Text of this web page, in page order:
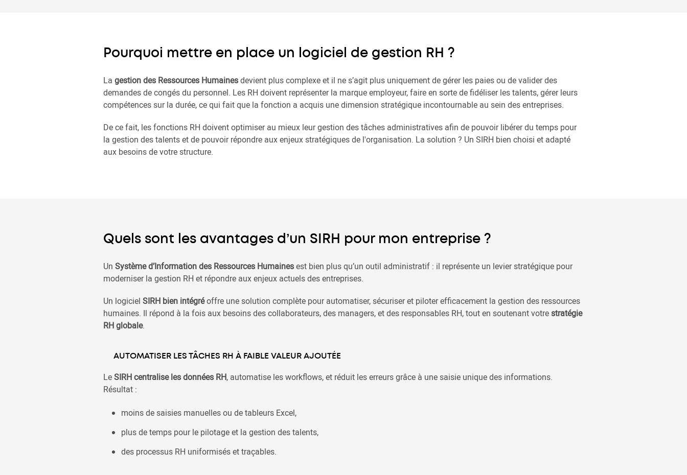
Pourquoi mettre en place un logiciel de gestion RH ?
La gestion des Ressources Humainesdevient plus complexe et il ne s’agit plus uniquement de gérer les paies ou de valider des
demandes de congés du personnel. Les RH doivent représenter la marque employeur, faire en sorte de fidéliser les talents, gérer leurs
compétences sur la durée, ce qui fait que la fonction a acquis une dimension stratégique incontournable au sein des entreprises.
De ce fait, les fonctions RH doivent optimiser au mieux leur gestion des tâches administratives afin de pouvoir libérer du temps pour
la gestion des talents et de pouvoir répondre aux enjeux stratégiques de l'organisation. La solution ? Un SIRH bien choisi et adapté
aux besoins de votre structure.
Quels sont les avantages d’un SIRH pour mon entreprise ?
Un Système d’Information des Ressources Humainesest bien plus qu’un outil administratif : il représente un levier stratégique pour
moderniser la gestion RH et répondre aux enjeux actuels des entreprises.
Un logiciel SIRH bien intégréoffre une solution complète pour automatiser, sécuriser et piloter efficacement la gestion des ressources
humaines. Il répond à la fois aux besoins des collaborateurs, des managers, et des responsables RH, tout en soutenant votre stratégie
RH globale.
AUTOMATISER LES TÂCHES RH À FAIBLE VALEUR AJOUTÉE
LeSIRH centralise les données RH, automatise les workflows, et réduit les erreurs grâce à une saisie unique des informations.
Résultat :
moins de saisies manuelles ou de tableurs Excel,
plus de temps pour le pilotage et la gestion des talents,
des processus RH uniformisés et traçables.